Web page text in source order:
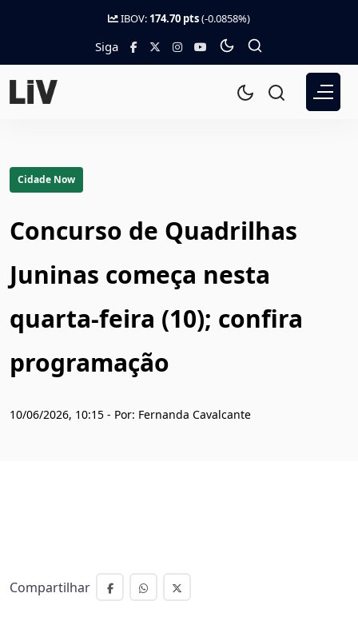
IBOV: 174.70 pts(-0.0858%)
Siga
Cidade Now
Concurso de Quadrilhas
Juninas começa nesta
quarta-feira (10); confira
programação
10/06/2026, 10:15 - Por: Fernanda Cavalcante
Compartilhar